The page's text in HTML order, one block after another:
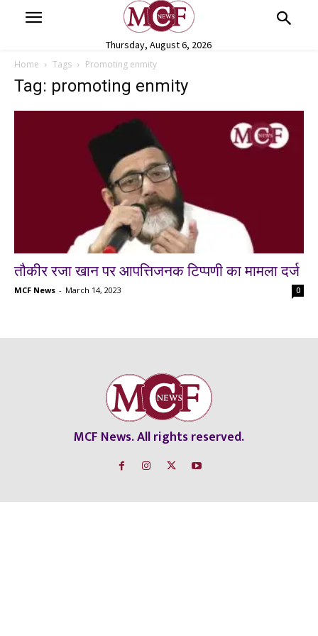
Thursday, August 6, 2026
Home Tags Promoting enmity
Tag: promoting enmity
तौकीर रजा खान पर आपत्तिजनक टिप्पणी का मामला दर्ज
MCF News - March 14, 2023 0
MCF News. All rights reserved.